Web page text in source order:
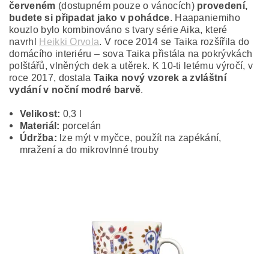
červeném (dostupném pouze o vánocích) provedení,
budete si připadat jako v pohádce. Haapaniemiho
kouzlo bylo kombinováno s tvary série Aika, které
navrhl
Heikki Orvola. V roce 2014 se Taika rozšířila do
domácího interiéru – sova Taika přistála na pokrývkách
polštářů, vlněných dek a utěrek. K 10-ti letému výročí, v
roce 2017, dostalaTaika nový vzorek a zvláštní
vydání v noční modré barvě.
Velikost: 0,3 l
Materiál: porcelán
Údržba: lze mýt v myčce, použít na zapékání,
mražení a do mikrovlnné trouby